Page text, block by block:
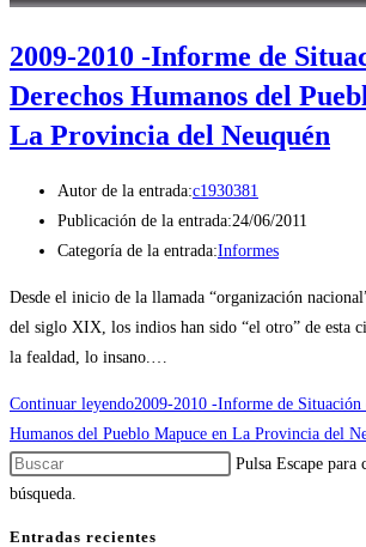
2009-2010 -Informe de
Derechos Humanos del
La Provincia del Neuquén
Autor de la entrada:c1930381
Publicación de la entrada:24/06/2011
Categoría de la entrada:Informes
Desde el inicio de la llamada “organización
del siglo XIX, los indios han sido “el otro” de esta
la fealdad, lo insano.…
Continuar leyendo2009-2010 -Informe de Situación
Humanos del Pueblo Mapuce en La Provincia del
Pulsa Escape para
búsqueda.
Entradas recientes